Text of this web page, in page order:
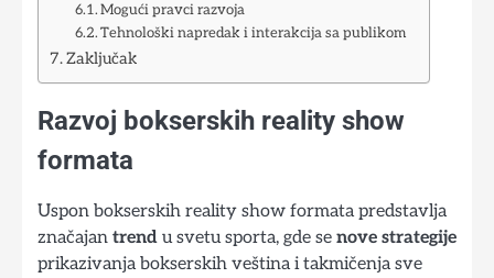
Mogući pravci razvoja
Tehnološki napredak i interakcija sa publikom
Zaključak
Razvoj bokserskih reality show
formata
Uspon bokserskih reality show formata predstavlja
značajan trend u svetu sporta, gde se nove strategije
prikazivanja bokserskih veština i takmičenja sve